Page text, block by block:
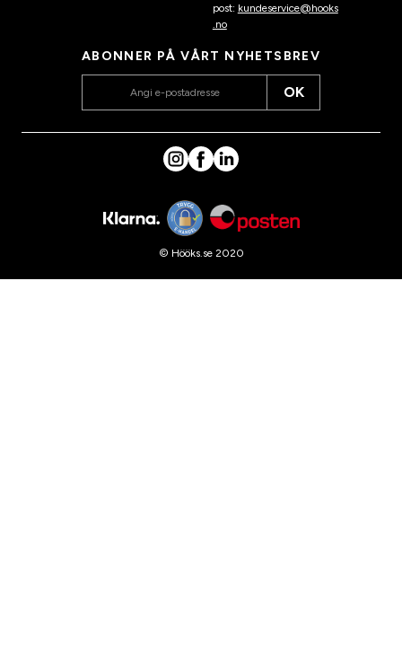
post: kundeservice@hooks
.no
ABONNER PÅ VÅRT NYHETSBREV
OK
© Hööks.se 2020